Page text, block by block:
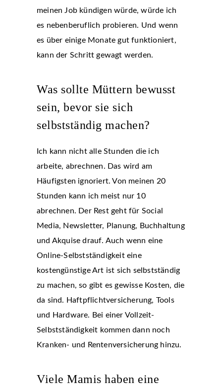
meinen Job kündigen würde, würde ich
es nebenberuflich probieren. Und wenn
es über einige Monate gut funktioniert,
kann der Schritt gewagt werden.
Was sollte Müttern bewusst
sein, bevor sie sich
selbstständig machen?
Ich kann nicht alle Stunden die ich
arbeite, abrechnen. Das wird am
Häufigsten ignoriert. Von meinen 20
Stunden kann ich meist nur 10
abrechnen. Der Rest geht für Social
Media, Newsletter, Planung, Buchhaltung
und Akquise drauf. Auch wenn eine
Online-Selbstständigkeit eine
kostengünstige Art ist sich selbstständig
zu machen, so gibt es gewisse Kosten, die
da sind. Haftpflichtversicherung, Tools
und Hardware. Bei einer Vollzeit-
Selbstständigkeit kommen dann noch
Kranken- und Rentenversicherung hinzu.
Viele Mamis haben eine